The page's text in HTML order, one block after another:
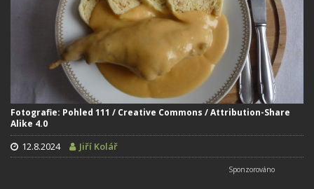
Fotografie: Pohled 111 / Creative Commons / Attribution-Share
Alike 4.0
12.8.2024 Jiří Kolář